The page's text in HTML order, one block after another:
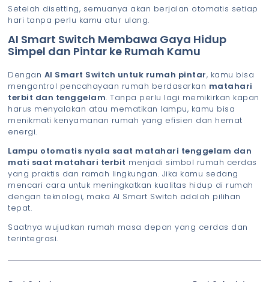
Setelah disetting, semuanya akan berjalan otomatis setiap
hari tanpa perlu kamu atur ulang.
AI Smart Switch Membawa Gaya Hidup
Simpel dan Pintar ke Rumah Kamu
Dengan AI Smart Switch untuk rumah pintar, kamu bisa
mengontrol pencahayaan rumah berdasarkan matahari
terbit dan tenggelam. Tanpa perlu lagi memikirkan kapan
harus menyalakan atau mematikan lampu, kamu bisa
menikmati kenyamanan rumah yang efisien dan hemat
energi.
Lampu otomatis nyala saat matahari tenggelam dan
mati saat matahari terbit menjadi simbol rumah cerdas
yang praktis dan ramah lingkungan. Jika kamu sedang
mencari cara untuk meningkatkan kualitas hidup di rumah
dengan teknologi, maka AI Smart Switch adalah pilihan
tepat.
Saatnya wujudkan rumah masa depan yang cerdas dan
terintegrasi.